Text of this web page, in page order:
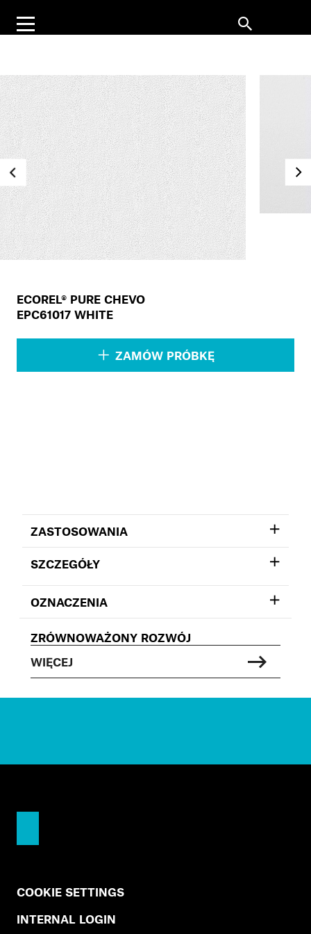
ECOREL® PURE CHEVO
EPC61017 WHITE
ZAMÓW PRÓBKĘ
ZASTOSOWANIA
SZCZEGÓŁY
OZNACZENIA
ZRÓWNOWAŻONY ROZWÓJ
WIĘCEJ
COOKIE SETTINGS
INTERNAL LOGIN